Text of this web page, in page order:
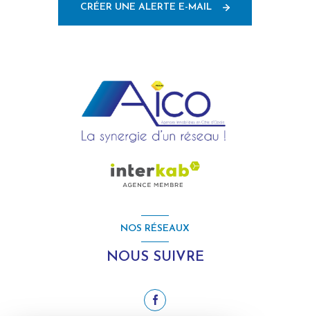
CRÉER UNE ALERTE E-MAIL
NOS RÉSEAUX
NOUS SUIVRE